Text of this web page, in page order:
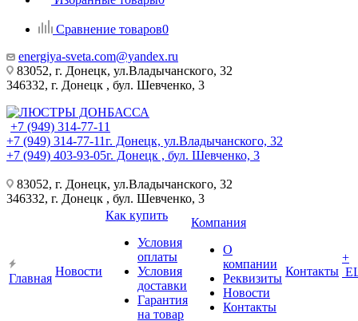
Сравнение товаров0
energiya-sveta.com@yandex.ru
83052, г. Донецк, ул.Владычанского, 32
346332, г. Донецк , бул. Шевченко, 3
+7 (949) 314-77-11
+7 (949) 314-77-11г. Донецк, ул.Владычанского, 32
+7 (949) 403-93-05г. Донецк , бул. Шевченко, 3
83052, г. Донецк, ул.Владычанского, 32
346332, г. Донецк , бул. Шевченко, 3
Главная
Новости
Как купить
Условия
оплаты
Условия
доставки
Гарантия
на товар
Компания
О
компании
Реквизиты
Новости
Контакты
Контакты
+